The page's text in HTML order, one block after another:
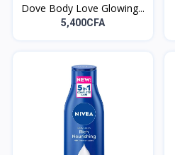
Dove Body Love Glowing...
5,400CFA